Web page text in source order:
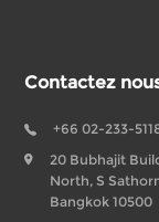
Contactez
+66 02-233-
20 Bubhajit
North, S
Bangkok 10500